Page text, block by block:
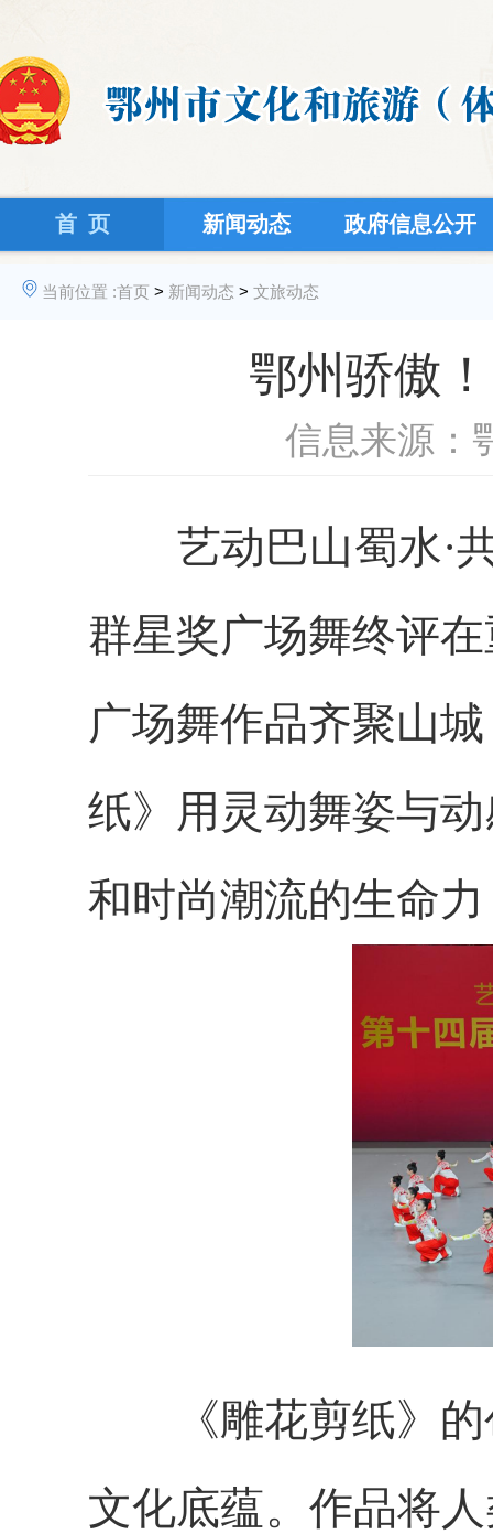
首 页 新闻动态 政府信息公开
当前位置 :首页 > 新闻动态 > 文旅动态
鄂州骄傲
信息来源：
艺动巴山蜀水·
群星奖广场舞终评
广场舞作品齐聚山
纸》用灵动舞姿与
和时尚潮流的生命
《雕花剪纸》
文化底蕴。 作品将